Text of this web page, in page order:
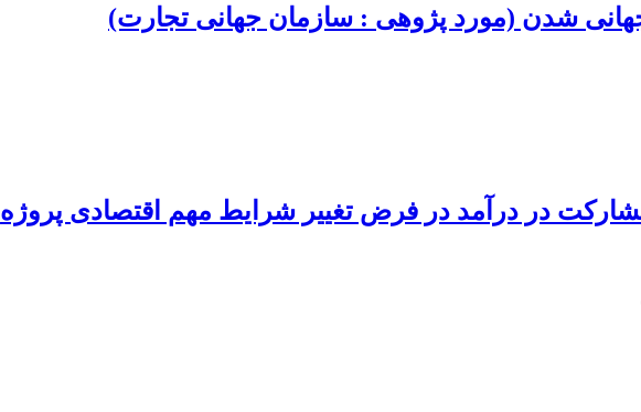
شدن (مورد پژوهی : سازمان جهانی تجارت)
در درآمد در فرض تغییر شرایط مهم اقتصادی پروژه